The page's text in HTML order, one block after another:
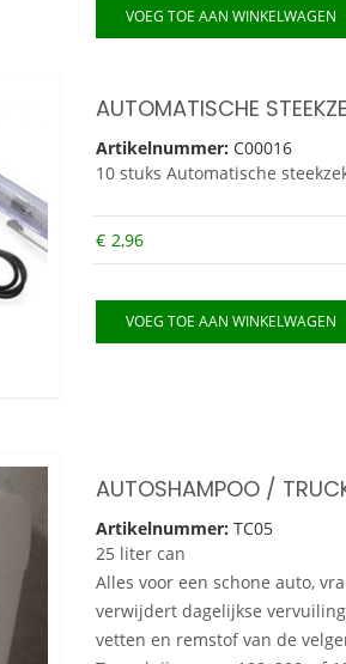
VOEG TOE AAN WINKELWAGEN
AUTOMATISCHE
Artikelnummer: C00016
10 stuks Automatische
€ 2,96
VOEG TOE AAN WINKELWAGEN
AUTOSHAMPOO /
Artikelnummer: TC05
25 liter can
Alles voor een schone auto,
verwijdert dagelijkse
vetten en remstof van de